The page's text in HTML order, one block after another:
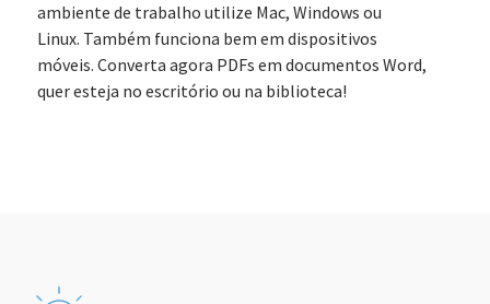
ambiente de trabalho utilize Mac, Windows ou
Linux. Também funciona bem em dispositivos
móveis. Converta agora PDFs em documentos Word,
quer esteja no escritório ou na biblioteca!